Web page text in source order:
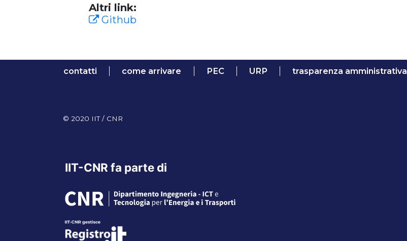
Altri link:
Github
contatti come arrivare PEC URP trasparenza amministrativa
© 2020 IIT / CNR
IIT-CNR fa parte di